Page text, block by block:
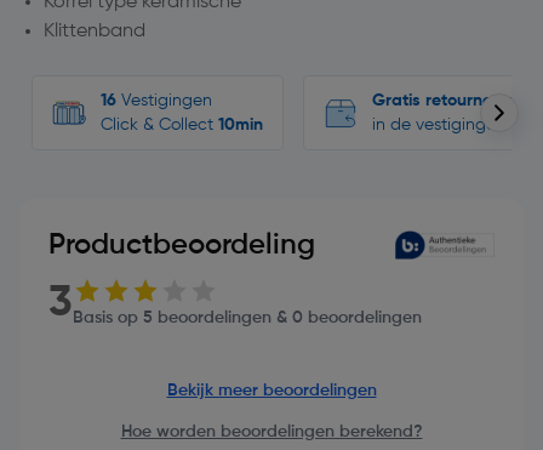
Klittenband
16 Vestigingen
Click & Collect 10min
Gratis retourneren
in de vestigingen
Productbeoordeling
3 Basis op 5 beoordelingen & 0 beoordelingen
Bekijk meer beoordelingen
Hoe worden beoordelingen berekend?